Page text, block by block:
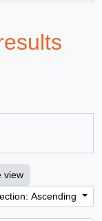
view
Ascending